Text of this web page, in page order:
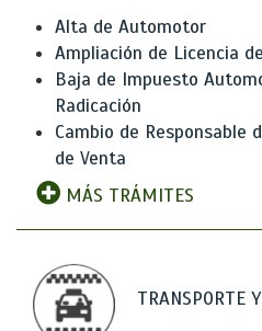
Alta de Automotor
Ampliación de Licencia
Baja de Impuesto
Radicación
Cambio de Responsable
de Venta
MÁS TRÁMITES
TRANSPORTE